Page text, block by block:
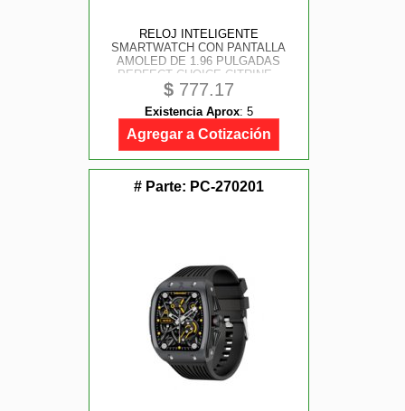
RELOJ INTELIGENTE
SMARTWATCH CON PANTALLA
AMOLED DE 1.96 PULGADAS
PERFECT CHOICE CITRINE -
NEGRO
$ 777.17
Existencia Aprox: 5
Agregar a Cotización
# Parte: PC-270201